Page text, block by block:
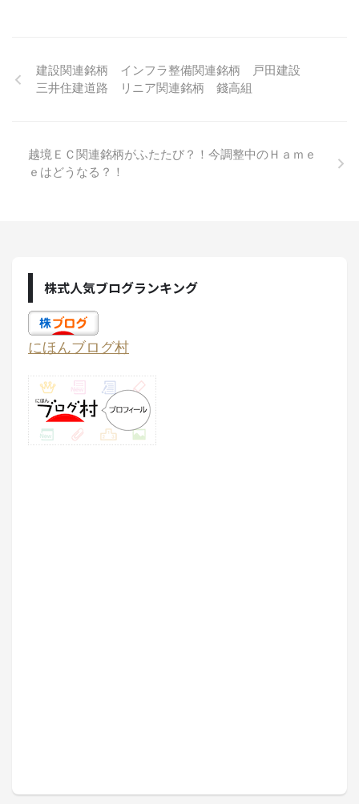
建設関連銘柄 インフラ整備関連銘柄 戸田建設
三井住建道路 リニア関連銘柄 錢高組
越境ＥＣ関連銘柄がふたたび？！今調整中のＨａｍｅ
ｅはどうなる？！
株式人気ブログランキング
にほんブログ村